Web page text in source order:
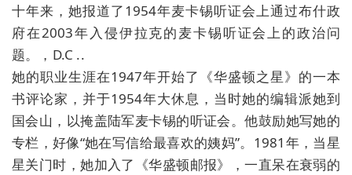
十年来，她报道了1954年麦卡锡听证会上通过布什政
府在2003年入侵伊拉克的麦卡锡听证会上的政治问
题。，D.C ..
她的职业生涯在1947年开始了《华盛顿之星》的一本
书评论家，并于1954年大休息，当时她的编辑派她到
国会山，以掩盖陆军麦卡锡的听证会。他鼓励她写她的
专栏，好像“她在写信给最喜欢的姨妈”。1981年，当星
星关门时，她加入了《华盛顿邮报》，一直呆在衰弱的